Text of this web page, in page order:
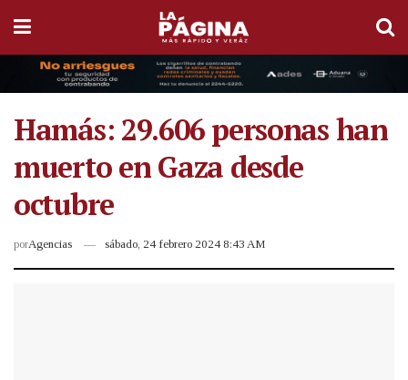
Hamás: 29.606 personas han
muerto en Gaza desde
octubre
porAgencias sábado, 24 febrero 2024 8:43 AM